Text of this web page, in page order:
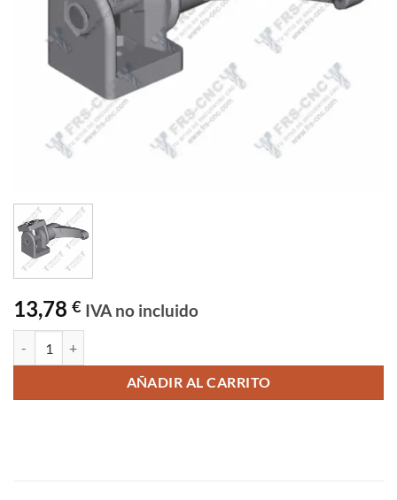
13,78 € IVA no incluido
AÑADIR AL CARRITO